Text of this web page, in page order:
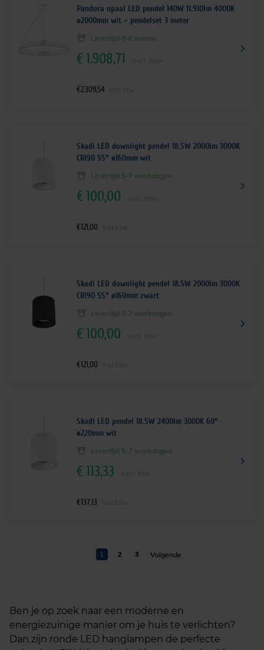
Pandora opaal LED pendel 140W 11.910lm 4000K
ø2000mm wit – pendelset 3 meter
Levertijd 6-8 weken
€1.908,71
€2.309,54
Skadi LED downlight pendel 18.5W 2000lm 3000K
CRI90 55° ø160mm wit
Levertijd 5-7 werkdagen
€100,00
€121,00
Skadi LED downlight pendel 18.5W 2000lm 3000K
CRI90 55° ø160mm zwart
Levertijd 5-7 werkdagen
€100,00
€121,00
Skadi LED pendel 18.5W 2400lm 3000K 60°
ø220mm wit
Levertijd 5-7 werkdagen
€113,33
€137,13
1 2 3
Ben je op zoek naar een moderne en
energiezuinige manier om je huis te verlichten?
Dan zijn ronde LED hanglampen de perfecte